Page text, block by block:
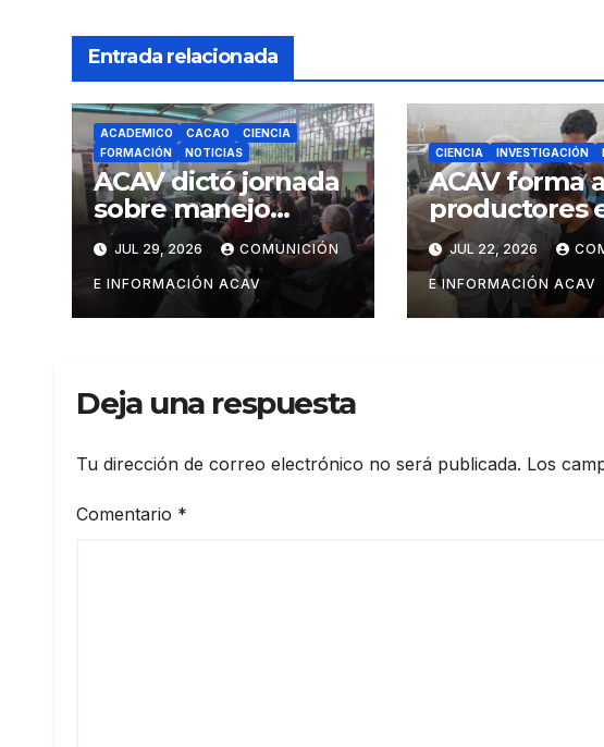
Entrada relacionada
ACADEMICO CACAO
CIENCIA
FORMACIÓN
NOTICIAS
ACAV dictó jornada
sobre manejo
fitosanitario del
cacao a
productores del
estado Barinas
JUL 29, 2026 COMUNICIÓN
E INFORMACIÓN ACAV
CIENCIA INVESTIGACIÓN
ACAV forma
productores
sistemas
sustentables
Barinas
JUL 22, 2026
E INFORMACIÓN ACAV
Deja una respuesta
Tu dirección de correo electrónico no será publicada. Los
Comentario *